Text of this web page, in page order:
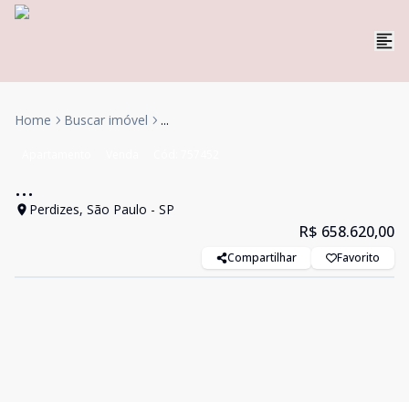
Home Buscar imóvel ...
...
Perdizes, São Paulo - SP
R$ 658.620,00
Compartilhar Favorito